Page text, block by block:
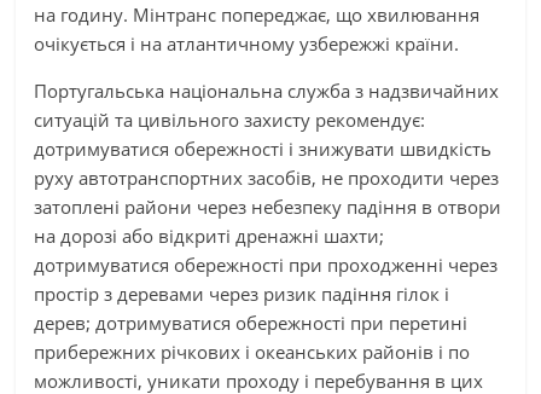
на годину. Мінтранс попереджає, що хвилювання
очікується і на атлантичному узбережжі країни.
Португальська національна служба з надзвичайних
ситуацій та цивільного захисту рекомендує:
дотримуватися обережності і знижувати швидкість
руху автотранспортних засобів, не проходити через
затоплені райони через небезпеку падіння в отвори
на дорозі або відкриті дренажні шахти;
дотримуватися обережності при проходженні через
простір з деревами через ризик падіння гілок і
дерев; дотримуватися обережності при перетині
прибережних річкових і океанських районів і по
можливості, уникати проходу і перебування в цих